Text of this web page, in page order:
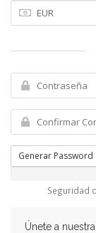
Generar Password
Seguridad
Únete a